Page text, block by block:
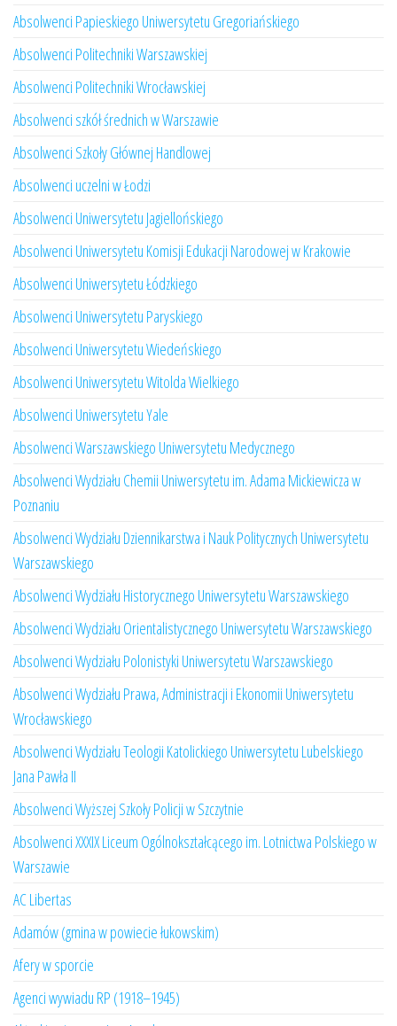
Absolwenci Papieskiego Uniwersytetu Gregoriańskiego
Absolwenci Politechniki Warszawskiej
Absolwenci Politechniki Wrocławskiej
Absolwenci szkół średnich w Warszawie
Absolwenci Szkoły Głównej Handlowej
Absolwenci uczelni w Łodzi
Absolwenci Uniwersytetu Jagiellońskiego
Absolwenci Uniwersytetu Komisji Edukacji Narodowej w Krakowie
Absolwenci Uniwersytetu Łódzkiego
Absolwenci Uniwersytetu Paryskiego
Absolwenci Uniwersytetu Wiedeńskiego
Absolwenci Uniwersytetu Witolda Wielkiego
Absolwenci Uniwersytetu Yale
Absolwenci Warszawskiego Uniwersytetu Medycznego
Absolwenci Wydziału Chemii Uniwersytetu im. Adama Mickiewicza w
Poznaniu
Absolwenci Wydziału Dziennikarstwa i Nauk Politycznych Uniwersytetu
Warszawskiego
Absolwenci Wydziału Historycznego Uniwersytetu Warszawskiego
Absolwenci Wydziału Orientalistycznego Uniwersytetu Warszawskiego
Absolwenci Wydziału Polonistyki Uniwersytetu Warszawskiego
Absolwenci Wydziału Prawa, Administracji i Ekonomii Uniwersytetu
Wrocławskiego
Absolwenci Wydziału Teologii Katolickiego Uniwersytetu Lubelskiego
Jana Pawła II
Absolwenci Wyższej Szkoły Policji w Szczytnie
Absolwenci XXXIX Liceum Ogólnokształcącego im. Lotnictwa Polskiego w
Warszawie
AC Libertas
Adamów (gmina w powiecie łukowskim)
Afery w sporcie
Agenci wywiadu RP (1918–1945)